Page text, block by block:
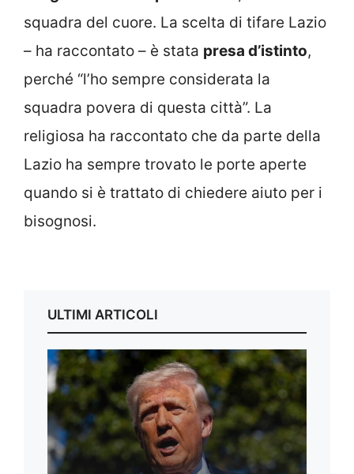
squadra del cuore. La scelta di tifare Lazio
– ha raccontato – è stata presa d’istinto,
perché “l’ho sempre considerata la
squadra povera di questa città”. La
religiosa ha raccontato che da parte della
Lazio ha sempre trovato le porte aperte
quando si è trattato di chiedere aiuto per i
bisognosi.
ULTIMI ARTICOLI